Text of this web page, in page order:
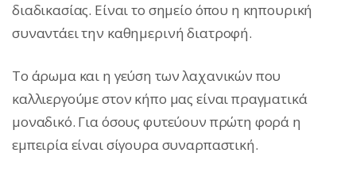
διαδικασίας. Είναι το σημείο όπου η κηπουρική
συναντάει την καθημερινή διατροφή.
Το άρωμα και η γεύση των λαχανικών που
καλλιεργούμε στον κήπο μας είναι πραγματικά
μοναδικό. Για όσους φυτεύουν πρώτη φορά η
εμπειρία είναι σίγουρα συναρπαστική.